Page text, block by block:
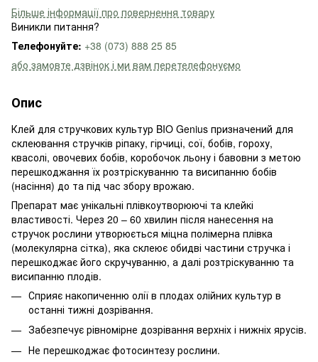
Більше інформації про повернення товару
Виникли питання?
Телефонуйте: +38 (073) 888 25 85
або замовте дзвінок і ми вам перетелефонуємо
Опис
Клей для стручкових культур BIO Genius призначений для
склеювання стручків ріпаку, гірчиці, сої, бобів, гороху,
квасолі, овочевих бобів, коробочок льону і бавовни з метою
перешкоджання їх розтріскуванню та висипанню бобів
(насіння) до та під час збору врожаю.
Препарат має унікальні плівкоутворюючі та клейкі
властивості. Через 20 – 60 хвилин після нанесення на
стручок рослини утворюється міцна полімерна плівка
(молекулярна сітка), яка склеює обидві частини стручка і
перешкоджає його скручуванню, а далі розтріскуванню та
висипанню плодів.
Сприяє накопиченню олії в плодах олійних культур в
останні тижні дозрівання.
Забезпечує рівномірне дозрівання верхніх і нижніх ярусів.
Не перешкоджає фотосинтезу рослини.